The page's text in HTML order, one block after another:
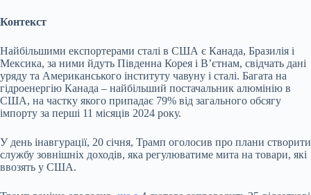
Контекст
Найбільшими експортерами сталі в США є Канада, Бразилія і
Мексика, за ними йдуть Південна Корея і Вʼєтнам, свідчать дані
уряду та Американського інституту чавуну і сталі. Багата на
гідроенергію Канада – найбільший постачальник алюмінію в
США, на частку якого припадає 79% від загального обсягу
імпорту за перші 11 місяців 2024 року.
У день інавгурації, 20 січня, Трамп оголосив про плани створити
службу зовнішніх доходів, яка регулюватиме мита на товари, які
ввозять у США.